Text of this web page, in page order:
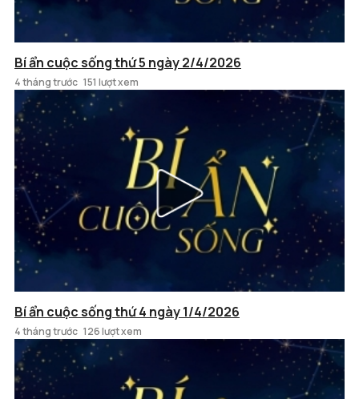
Bí ẩn cuộc sống thứ 5 ngày 2/4/2026
4 tháng trước 151 lượt xem
Bí ẩn cuộc sống thứ 4 ngày 1/4/2026
4 tháng trước 126 lượt xem